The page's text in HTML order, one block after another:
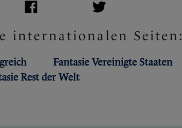
internationalen Seiten:
Fantasie Vereinigte Staaten
Rest der Welt